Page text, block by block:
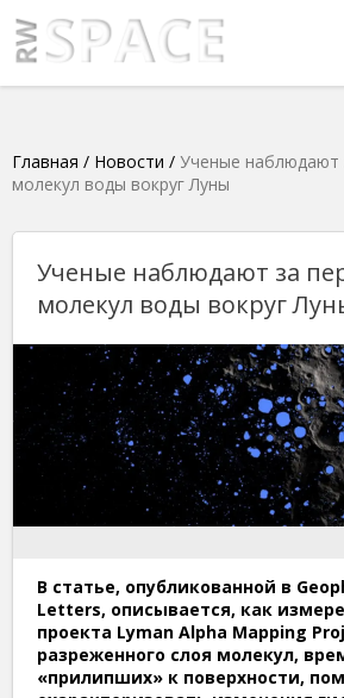
Главная / Новости / Ученые
молекул воды вокруг Луны
Ученые наблюдают за
молекул воды вокруг
В статье, опубликованной в
Letters, описывается, как
проекта Lyman Alpha Mapping
разреженного слоя молекул,
«прилипших» к поверхности,